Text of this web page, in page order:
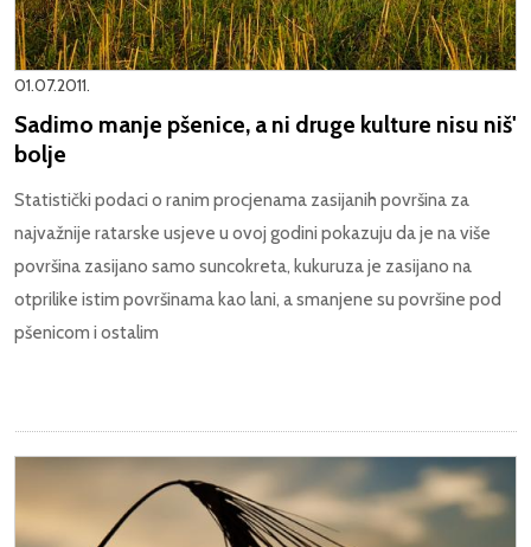
01.07.2011.
Sadimo manje pšenice, a ni druge kulture nisu niš'
bolje
Statistički podaci o ranim procjenama zasijanih površina za
najvažnije ratarske usjeve u ovoj godini pokazuju da je na više
površina zasijano samo suncokreta, kukuruza je zasijano na
otprilike istim površinama kao lani, a smanjene su površine pod
pšenicom i ostalim